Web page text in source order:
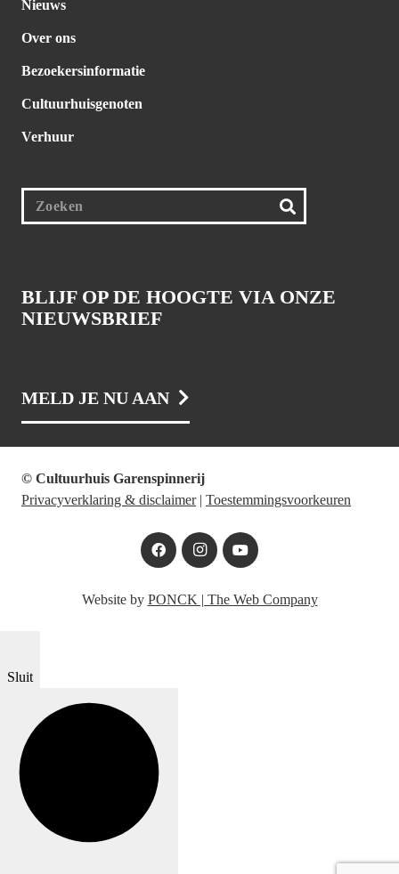
Nieuws
Over ons
Bezoekersinformatie
Cultuurhuisgenoten
Verhuur
BLIJF OP DE HOOGTE VIA ONZE
NIEUWSBRIEF
MELD JE NU AAN
© Cultuurhuis Garenspinnerij
Privacyverklaring & disclaimer| Toestemmingsvoorkeuren
Website by PONCK | The Web Company
Sluit